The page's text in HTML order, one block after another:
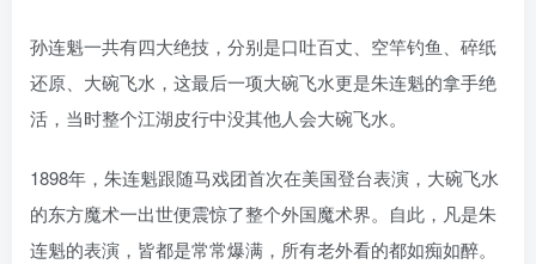
孙连魁一共有四大绝技，分别是口吐百丈、空竿钓鱼、碎纸
还原、大碗飞水，这最后一项大碗飞水更是朱连魁的拿手绝
活，当时整个江湖皮行中没其他人会大碗飞水。
1898年，朱连魁跟随马戏团首次在美国登台表演，大碗飞水
的东方魔术一出世便震惊了整个外国魔术界。自此，凡是朱
连魁的表演，皆都是常常爆满，所有老外看的都如痴如醉。